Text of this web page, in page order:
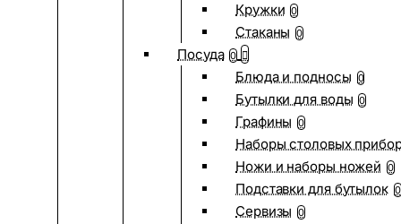
Кружки 0
Стаканы 0
Посуда 0
Блюда и подносы 0
Бутылки для воды 0
Графины 0
Наборы столовых
Ножи и наборы ножей 0
Подставки для бутылок 0
Сервизы 0